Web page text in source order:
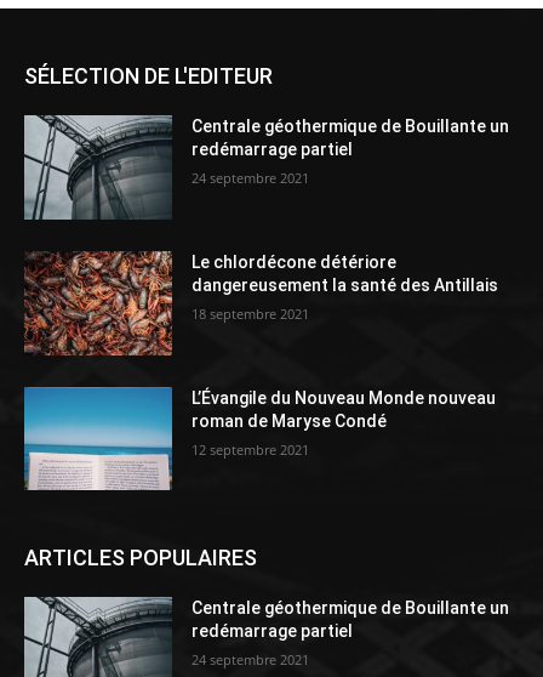
SÉLECTION DE L'EDITEUR
Centrale géothermique de Bouillante un
redémarrage partiel
24 septembre 2021
Le chlordécone détériore
dangereusement la santé des Antillais
18 septembre 2021
L’Évangile du Nouveau Monde nouveau
roman de Maryse Condé
12 septembre 2021
ARTICLES POPULAIRES
Centrale géothermique de Bouillante un
redémarrage partiel
24 septembre 2021